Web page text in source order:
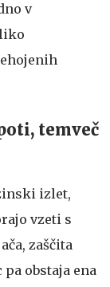
v
temveč
izlet,
vzeti s
zaščita
pa obstaja ena